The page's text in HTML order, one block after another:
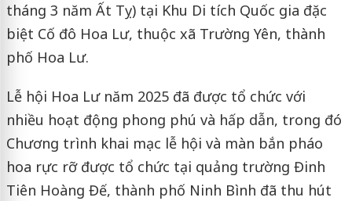
tháng 3 năm Ất Tỵ) tại Khu Di tích Quốc gia đặc
biệt Cố đô Hoa Lư, thuộc xã Trường Yên, thành
phố Hoa Lư.
Lễ hội Hoa Lư năm 2025 đã được tổ chức với
nhiều hoạt động phong phú và hấp dẫn, trong đó
Chương trình khai mạc lễ hội và màn bắn pháo
hoa rực rỡ được tổ chức tại quảng trường Đinh
Tiên Hoàng Đế, thành phố Ninh Bình đã thu hút